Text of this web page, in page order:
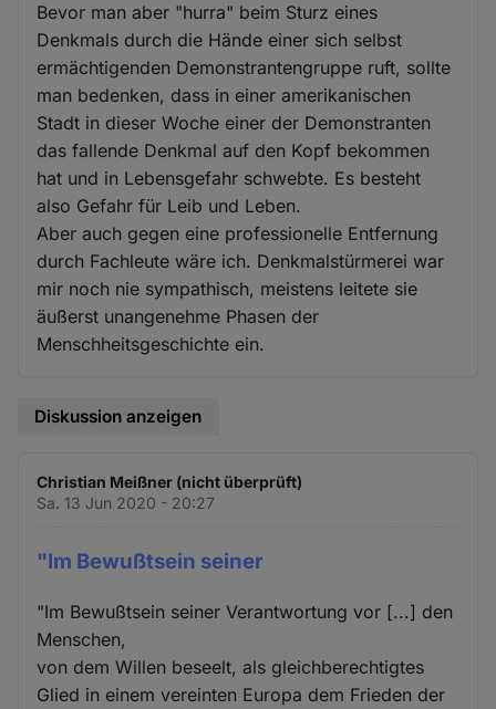
Bevor man aber "hurra" beim Sturz eines
Denkmals durch die Hände einer sich selbst
ermächtigenden Demonstrantengruppe ruft, sollte
man bedenken, dass in einer amerikanischen
Stadt in dieser Woche einer der Demonstranten
das fallende Denkmal auf den Kopf bekommen
hat und in Lebensgefahr schwebte. Es besteht
also Gefahr für Leib und Leben.
Aber auch gegen eine professionelle Entfernung
durch Fachleute wäre ich. Denkmalstürmerei war
mir noch nie sympathisch, meistens leitete sie
äußerst unangenehme Phasen der
Menschheitsgeschichte ein.
Diskussion anzeigen
Christian Meißner (nicht überprüft)
Sa. 13 Jun 2020 - 20:27
"Im Bewußtsein seiner
"Im Bewußtsein seiner Verantwortung vor [...] den
Menschen,
von dem Willen beseelt, als gleichberechtigtes
Glied in einem vereinten Europa dem Frieden der